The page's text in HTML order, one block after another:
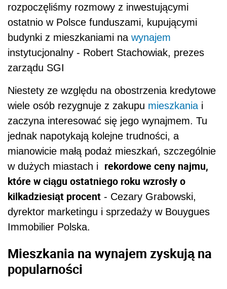
rozpoczęliśmy rozmowy z inwestującymi
ostatnio w Polsce funduszami, kupującymi
budynki z mieszkaniami na wynajem
instytucjonalny - Robert Stachowiak, prezes
zarządu SGI
Niestety ze względu na obostrzenia kredytowe
wiele osób rezygnuje z zakupu mieszkaniai
zaczyna interesować się jego wynajmem. Tu
jednak napotykają kolejne trudności, a
mianowicie małą podaż mieszkań, szczególnie
w dużych miastach i rekordowe ceny najmu,
które w ciągu ostatniego roku wzrosły o
kilkadziesiąt procent - Cezary Grabowski,
dyrektor marketingu i sprzedaży w Bouygues
Immobilier Polska.
Mieszkania na wynajem zyskują na
popularności